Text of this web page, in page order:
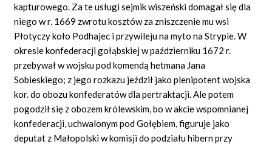
kapturowego. Za te usługi sejmik wiszeński domagał się dla
niego w r. 1669 zwrotu kosztów za zniszczenie mu wsi
Płotyczy koło Podhajec i przywileju na myto na Strypie. W
okresie konfederacji gołąbskiej w październiku 1672 r.
przebywał w wojsku pod komendą hetmana Jana
Sobieskiego; z jego rozkazu jeździł jako plenipotent wojska
kor. do obozu konfederatów dla pertraktacji. Ale potem
pogodził się z obozem królewskim, bo w akcie wspomnianej
konfederacji, uchwalonym pod Gołębiem, figuruje jako
deputat z Małopolski w komisji do podziału hibern przy